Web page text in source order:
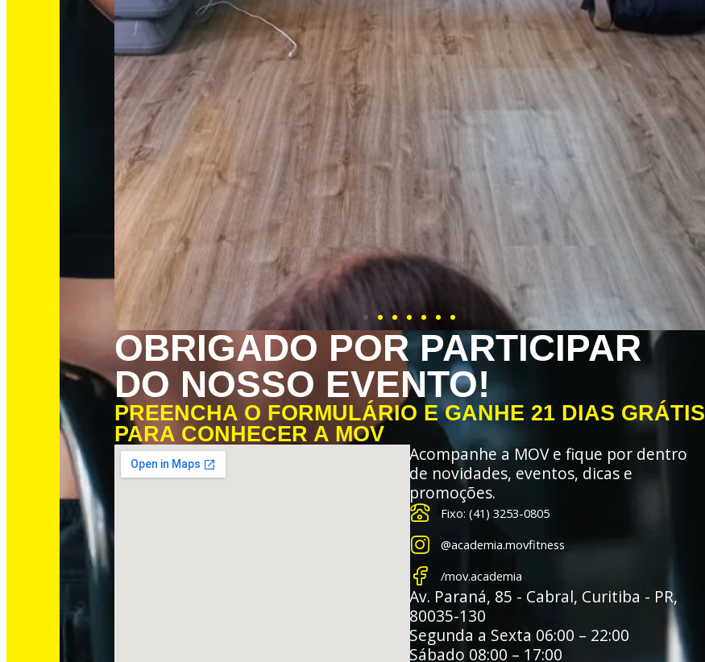
OBRIGADO POR PARTICIPAR
DO NOSSO EVENTO!
PREENCHA O FORMULÁRIO E GANHE 21 DIAS GRÁTIS
PARA CONHECER A MOV
Acompanhe a MOV e fique por dentro
de novidades, eventos, dicas e
promoções.
Fixo: (41) 3253-0805
@academia.movfitness
/mov.academia
Av. Paraná, 85 - Cabral, Curitiba - PR,
80035-130
Segunda a Sexta 06:00 – 22:00
Sábado 08:00 – 17:00